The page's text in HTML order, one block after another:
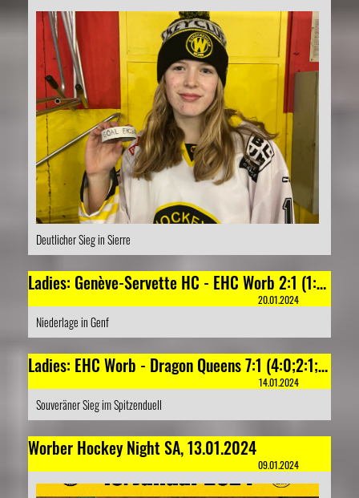
Deutlicher Sieg in Sierre
Ladies: Genève-Servette HC - EHC Worb 2:1 (1:1;1:0;0:0)
20.01.2024
Niederlage in Genf
Ladies: EHC Worb - Dragon Queens 7:1 (4:0;2:1;1:0)
14.01.2024
Souveräner Sieg im Spitzenduell
Worber Hockey Night SA, 13.01.2024
09.01.2024